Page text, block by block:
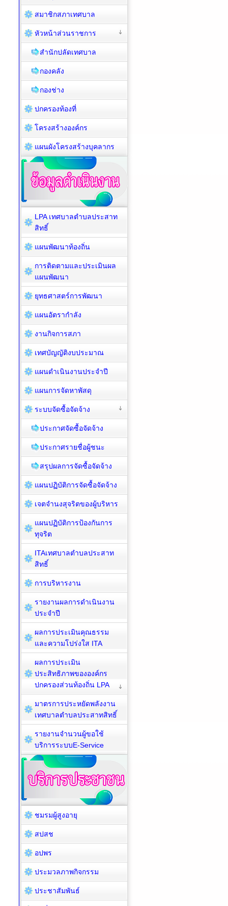
สมาชิกสภาเทศบาล
หัวหน้าส่วนราชการ
สำนักปลัดเทศบาล
กองคลัง
กองช่าง
ปกครองท้องที่
โครงสร้างองค์กร
แผนผังโครงสร้างบุคลากร
LPA เทศบาลตำบลประสาท
สิทธิ์
แผนพัฒนาท้องถิ่น
การติดตามและประเมินผล
แผนพัฒนา
ยุทธศาสตร์การพัฒนา
แผนอัตรากำลัง
งานกิจการสภา
เทศบัญญัติงบประมาณ
แผนดำเนินงานประจำปี
แผนการจัดหาพัสดุ
ระบบจัดซื้อจัดจ้าง
ประกาศจัดซื้อจัดจ้าง
ประกาศรายชื่อผู้ชนะ
สรุปผลการจัดซื้อจัดจ้าง
แผนปฏิบัติการจัดซื้อจัดจ้าง
เจตจำนงสุจริตของผู้บริหาร
แผนปฏิบัติการป้องกันการ
ทุจริต
ITAเทศบาลตำบลประสาท
สิทธิ์
การบริหารงาน
รายงานผลการดำเนินงาน
ประจำปี
ผลการประเมินคุณธรรม
และความโปร่งใส ITA
ผลการประเมิน
ประสิทธิภาพขององค์กร
ปกครองส่วนท้องถิ่น LPA
มาตรการประหยัดพลังงาน
เทศบาลตำบลประสาทสิทธิ์
รายงานจำนวนผู้ขอใช้
บริการระบบE-Service
ชมรมผู้สูงอายุ
สปสช
อปพร
ประมวลภาพกิจกรรม
ประชาสัมพันธ์